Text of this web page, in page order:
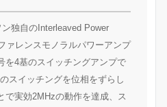
独自のInterleaved Power
ァレンスモノラルパワーアンプ
を4基のスイッチングアンプで
スイッチングを位相をずらし
で実効2MHzの動作を達成、ス